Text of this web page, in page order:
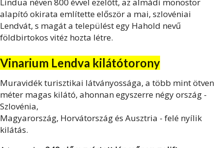
alapító okirata említette először a mai, szlovéniai
Lendvát, s magát a települést egy Hahold nevű
földbirtokos vitéz hozta létre.
Vinarium Lendva kilátótorony
Muravidék turisztikai látványossága, a több mint ötven
méter magas kilátó, ahonnan egyszerre négy ország -
Szlovénia,
Magyarország, Horvátország és Ausztria - felé nyílik
kilátás.